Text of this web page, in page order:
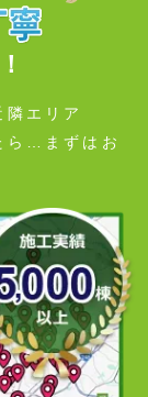
隣エリア
ら…まずはお